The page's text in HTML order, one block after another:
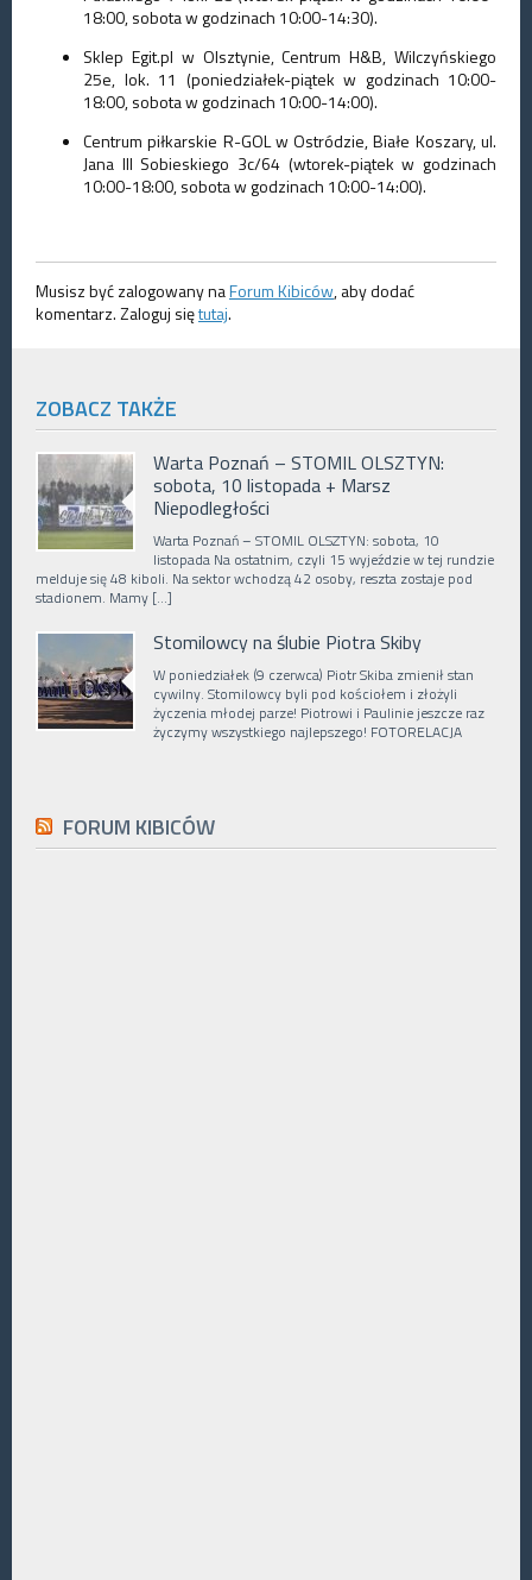
18:00, sobota w godzinach 10:00-14:30).
Sklep Egit.pl w Olsztynie, Centrum H&B, Wilczyńskiego
25e, lok. 11 (poniedziałek-piątek w godzinach 10:00-
18:00, sobota w godzinach 10:00-14:00).
Centrum piłkarskie R-GOL w Ostródzie, Białe Koszary, ul.
Jana III Sobieskiego 3c/64 (wtorek-piątek w godzinach
10:00-18:00, sobota w godzinach 10:00-14:00).
Musisz być zalogowany naForum Kibiców, aby dodać
komentarz. Zaloguj siętutaj.
ZOBACZ TAKŻE
Warta Poznań – STOMIL OLSZTYN:
sobota, 10 listopada + Marsz
Niepodległości
Warta Poznań – STOMIL OLSZTYN: sobota, 10
listopada Na ostatnim, czyli 15 wyjeździe w tej rundzie
melduje się 48 kiboli. Na sektor wchodzą 42 osoby, reszta zostaje pod
stadionem. Mamy […]
Stomilowcy na ślubie Piotra Skiby
W poniedziałek (9 czerwca) Piotr Skiba zmienił stan
cywilny. Stomilowcy byli pod kościołem i złożyli
życzenia młodej parze! Piotrowi i Paulinie jeszcze raz
życzymy wszystkiego najlepszego! FOTORELACJA
FORUM KIBICÓW